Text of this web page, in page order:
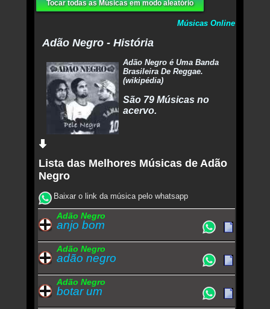
Tocar todas as Músicas em modo aleatório
Músicas Online
Adão Negro - História
Adão Negro é Uma Banda
Brasileira De Reggae.
(wikipédia)
São 79 Músicas no
acervo.
Lista das Melhores Músicas de Adão
Negro
Baixar o link da música pelo whatsapp
Adão Negro
anjo bom
Adão Negro
adão negro
Adão Negro
botar um